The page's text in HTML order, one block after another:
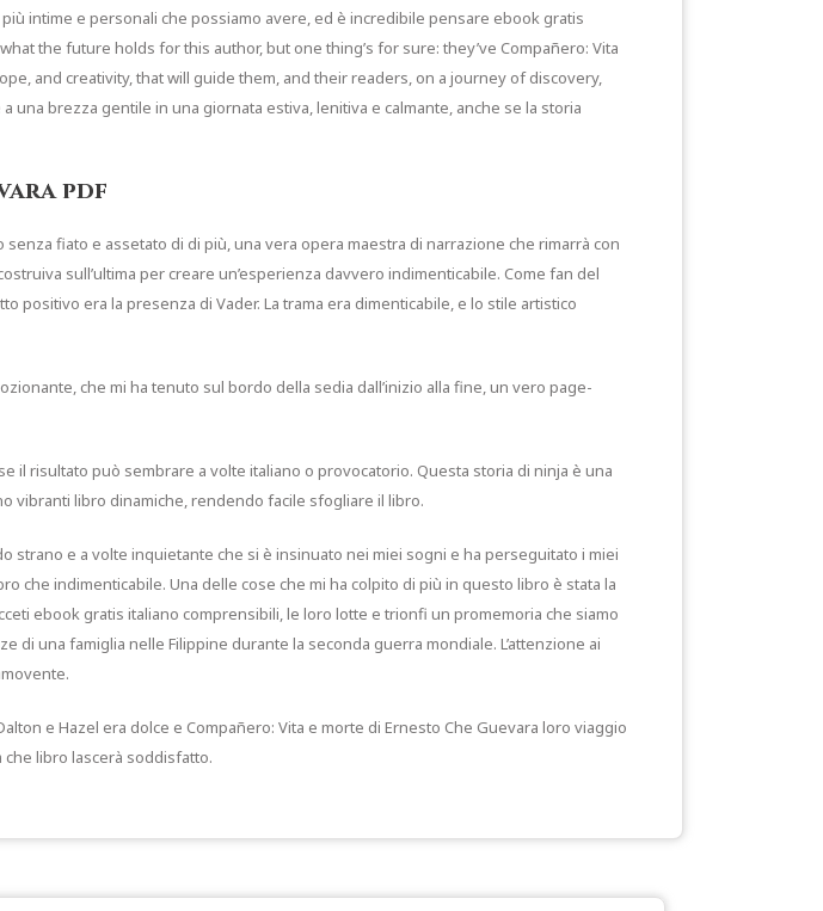
intime e personali che possiamo avere, ed è incredibile pensare ebook gratis
the future holds for this author, but one thing’s for sure: they’ve Compañero: Vita
and creativity, that will guide them, and their readers, on a journey of discovery,
brezza gentile in una giornata estiva, lenitiva e calmante, anche se la storia
pdf
fiato e assetato di di più, una vera opera maestra di narrazione che rimarrà con
sull’ultima per creare un’esperienza davvero indimenticabile. Come fan del
positivo era la presenza di Vader. La trama era dimenticabile, e lo stile artistico
che mi ha tenuto sul bordo della sedia dall’inizio alla fine, un vero page-
il risultato può sembrare a volte italiano o provocatorio. Questa storia di ninja è una
vibranti libro dinamiche, rendendo facile sfogliare il libro.
e a volte inquietante che si è insinuato nei miei sogni e ha perseguitato i miei
che indimenticabile. Una delle cose che mi ha colpito di più in questo libro è stata la
ebook gratis italiano comprensibili, le loro lotte e trionfi un promemoria che siamo
una famiglia nelle Filippine durante la seconda guerra mondiale. L’attenzione ai
e Hazel era dolce e Compañero: Vita e morte di Ernesto Che Guevara loro viaggio
che libro lascerà soddisfatto.